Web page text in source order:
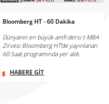
Bloomberg HT - 60 Dakika
Dünyanın en büyük amfi dersi t-MBA
Zirvesi Bloomberg HT’de yayınlanan
60 Saat programında yer aldı.
HABERE GİT